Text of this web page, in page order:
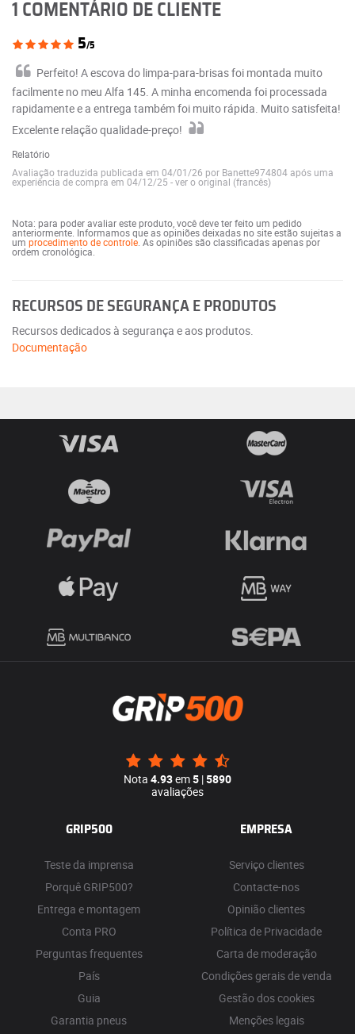
1 COMENTÁRIO DE CLIENTE
5/5
Perfeito! A escova do limpa-para-brisas foi montada muito
facilmente no meu Alfa 145. A minha encomenda foi processada
rapidamente e a entrega também foi muito rápida. Muito satisfeita!
Excelente relação qualidade-preço!
Relatório
Avaliação traduzida publicada em 04/01/26 por Banette974804 após uma
experiência de compra em 04/12/25 -ver o original (francês)
Nota: para poder avaliar este produto, você deve ter feito um pedido
anteriormente. Informamos que as opiniões deixadas no site estão sujeitas a
um procedimento de controle. As opiniões são classificadas apenas por
ordem cronológica.
RECURSOS DE SEGURANÇA E PRODUTOS
Recursos dedicados à segurança e aos produtos.
Documentação
Nota 4.93em5 |5890
avaliações
GRIP500
Teste da imprensa
Porquê GRIP500?
Entrega e montagem
Conta PRO
Perguntas frequentes
País
Guia
Garantia pneus
EMPRESA
Serviço clientes
Contacte-nos
Opinião clientes
Política de Privacidade
Carta de moderação
Condições gerais de venda
Gestão dos cookies
Menções legais